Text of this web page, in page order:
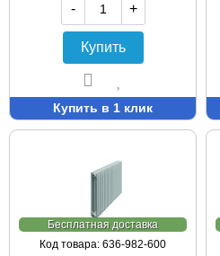
-
+
Купить
Купить в 1 клик
Бесплатная доставка
Код товара: 636-982-600